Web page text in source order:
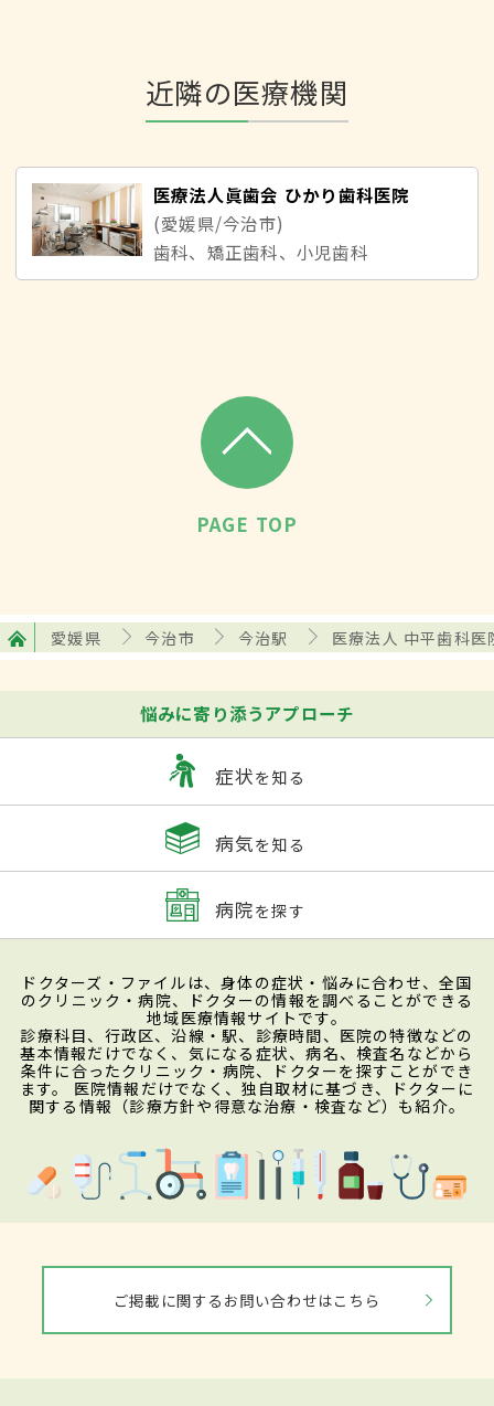
近隣の医療機関
医療法人眞歯会 ひかり歯科医院
(愛媛県/今治市)
歯科、矯正歯科、小児歯科
PAGE TOP
愛媛県 今治市 今治駅 医療法人 中平歯科医
悩みに寄り添うアプローチ
症状を知る
病気を知る
病院を探す
ドクターズ・ファイルは、身体の症状・悩みに合わせ、全国
のクリニック・病院、ドクターの情報を調べることができる
地域医療情報サイトです。
診療科目、行政区、沿線・駅、診療時間、医院の特徴などの
基本情報だけでなく、気になる症状、病名、検査名などから
条件に合ったクリニック・病院、ドクターを探すことができ
ます。 医院情報だけでなく、独自取材に基づき、ドクターに
関する情報（診療方針や得意な治療・検査など）も紹介。
ご掲載に関するお問い合わせはこちら